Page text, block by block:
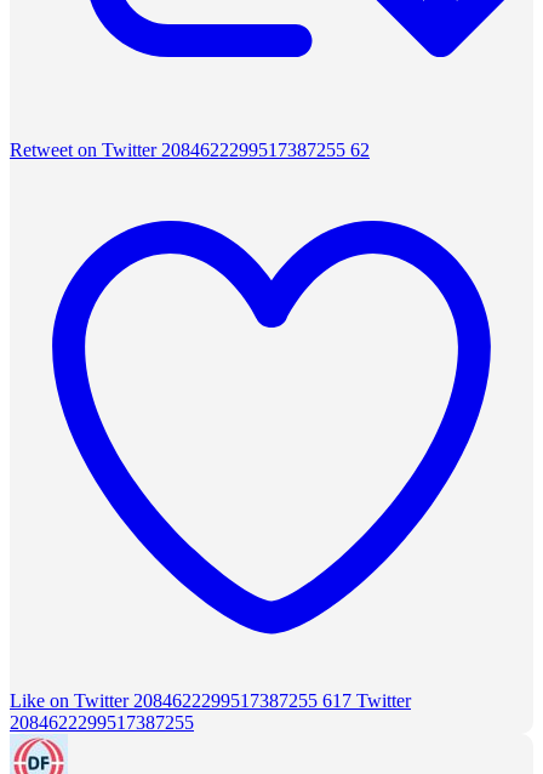
Retweet on Twitter 2084622299517387255 62
Like on Twitter 2084622299517387255 617 Twitter
2084622299517387255